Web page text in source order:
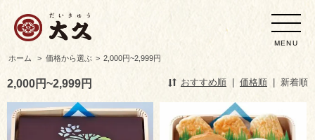
MENU
ホーム > 価格から選ぶ > 2,000円~2,999円
2,000円~2,999円 おすすめ順 価格順 新着順